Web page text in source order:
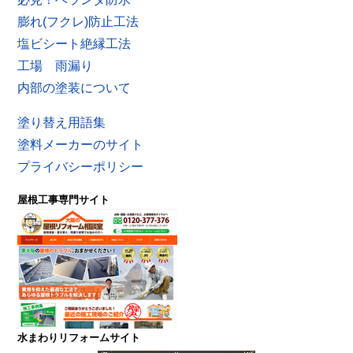
膨れ(フクレ)防止工法
塩ビシート絶縁工法
工場 雨漏り
内部の塗装について
塗り替え用語集
塗料メーカーのサイト
プライバシーポリシー
屋根工事専門サイト
水まわりリフォームサイト